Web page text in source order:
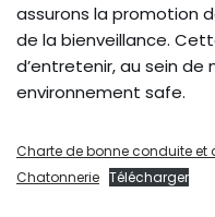
assurons la promotion
de la bienveillance.
d’entretenir, au sein de
environnement safe.
Charte de bonne conduite et
Chatonnerie Télécharger